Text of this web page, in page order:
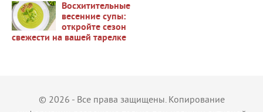
36435
Восхитительные
весенние супы:
откройте сезон
свежести на вашей тарелке
© 2026 - Все права защищены. Копирование